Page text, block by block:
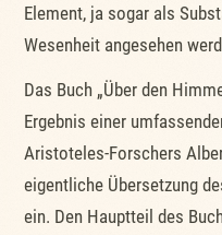
Element, ja sogar als
Wesenheit angesehen
Das Buch „Über den
Ergebnis einer
Aristoteles-Forschers
eigentliche Übersetzung
ein. Den Hauptteil des